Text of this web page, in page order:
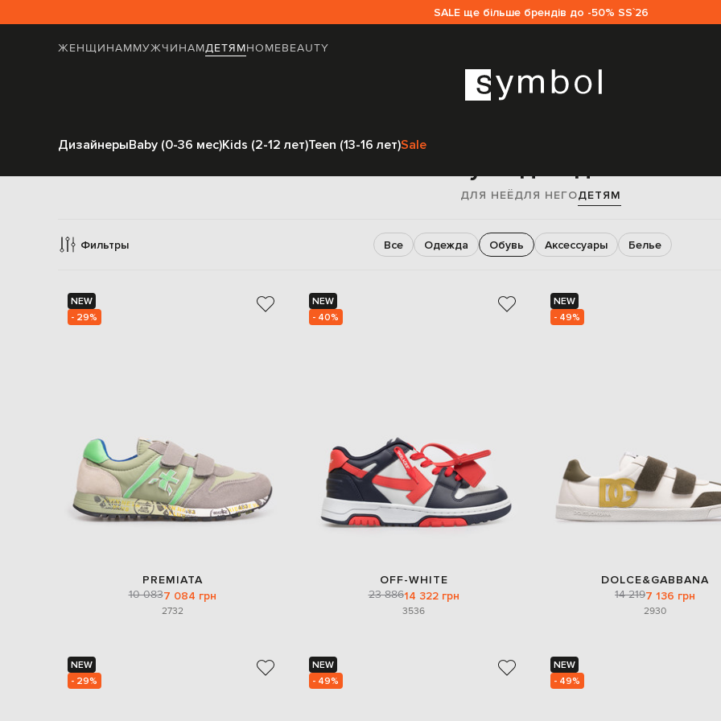
SALE ще більше брендів до -50% SS`26
ЖЕНЩИНАММУЖЧИНАМДЕТЯМHOMEBEAUTY
ДизайнерыBaby (0-36 мес)Kids (2-12 лет)Teen (13-16 лет)Sale
ДЛЯ НЕЁДЛЯ НЕГОДЕТЯМ
Фильтры Все Одежда Обувь Аксессуары Белье
NEW
- 29%
PREMIATA
10 0837 084 грн
2732
NEW
- 40%
OFF-WHITE
23 88614 322 грн
3536
NEW
- 49%
DOLCE&GABBANA
14 2197 136 грн
2930
NEW
- 29%
NEW
- 49%
NEW
- 49%